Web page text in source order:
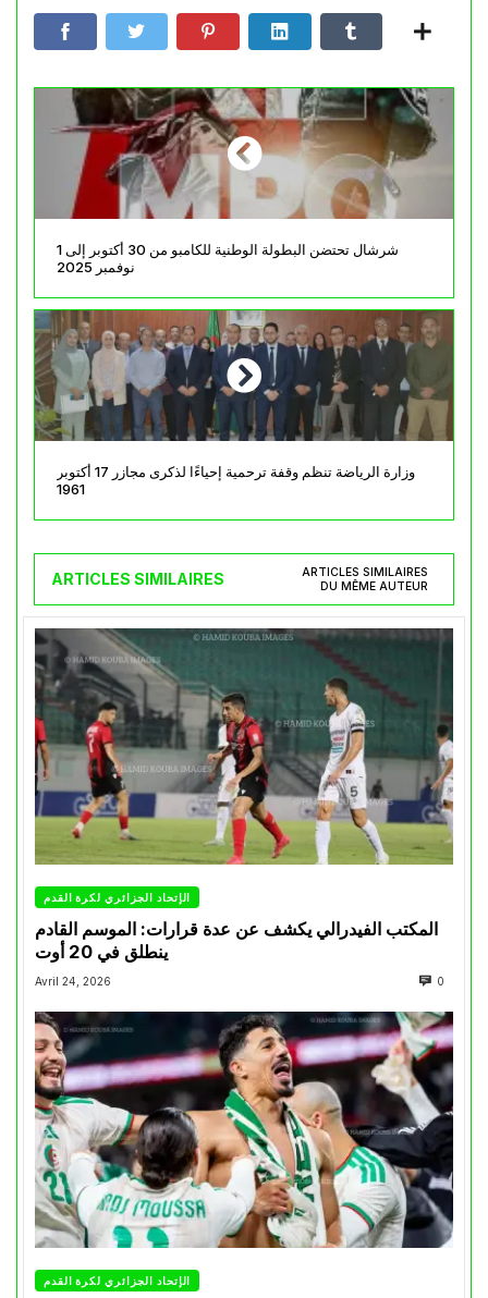
شرشال تحتضن البطولة الوطنية للكامبو من 30 أكتوبر إلى 1
نوفمبر 2025
وزارة الرياضة تنظم وقفة ترحمية إحياءًا لذكرى مجازر 17 أكتوبر
1961
ARTICLES SIMILAIRES
ARTICLES SIMILAIRES
DU MÊME AUTEUR
الإتحاد الجزائري لكرة القدم
المكتب الفيدرالي يكشف عن عدة قرارات: الموسم القادم
ينطلق في 20 أوت
Avril 24, 2026 0
الإتحاد الجزائري لكرة القدم